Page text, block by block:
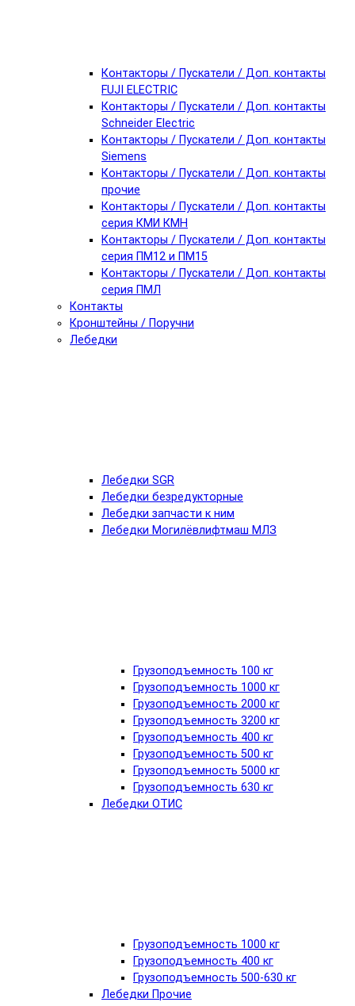
Контакторы / Пускатели / Доп. контакты
FUJI ELECTRIC
Контакторы / Пускатели / Доп. контакты
Schneider Electric
Контакторы / Пускатели / Доп. контакты
Siemens
Контакторы / Пускатели / Доп. контакты
прочие
Контакторы / Пускатели / Доп. контакты
серия КМИ КМН
Контакторы / Пускатели / Доп. контакты
серия ПМ12 и ПМ15
Контакторы / Пускатели / Доп. контакты
серия ПМЛ
Контакты
Кронштейны / Поручни
Лебедки
Лебедки SGR
Лебедки безредукторные
Лебедки запчасти к ним
Лебедки Могилёвлифтмаш МЛЗ
Грузоподъемность 100 кг
Грузоподъемность 1000 кг
Грузоподъемность 2000 кг
Грузоподъемность 3200 кг
Грузоподъемность 400 кг
Грузоподъемность 500 кг
Грузоподъемность 5000 кг
Грузоподъемность 630 кг
Лебедки ОТИС
Грузоподъемность 1000 кг
Грузоподъемность 400 кг
Грузоподъемность 500-630 кг
Лебедки Прочие